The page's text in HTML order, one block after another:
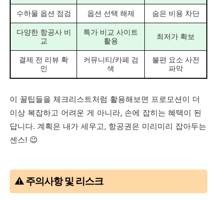
수하물 옵션 점검 옵션 선택 해제 숨은 비용 차단
다양한 항공사 비
교
특가 비교 사이트
활용
최저가 확보
결제 전 리뷰 확
인
커뮤니티/카페 검
색
불편 요소 사전
파악
이 꿀팁들을 체크리스트처럼 활용해보면 프로모션이 더
이상 복잡하고 어려운 게 아니라, 손에 잡히는 혜택이 된
답니다. 계획은 내가 세우고, 항공권은 미리미리 잡아두는
센스! 😉
⚠️ 주의사항 및 리스크